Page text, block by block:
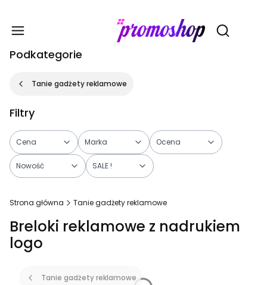
Otwórz
Podkategorie
Tanie gadżety reklamowe
Filtry
Cena Marka Ocena
Nowość SALE !
Strona główna Tanie gadżety reklamowe
Breloki reklamowe z nadrukiem
logo
Tanie gadżety reklamowe